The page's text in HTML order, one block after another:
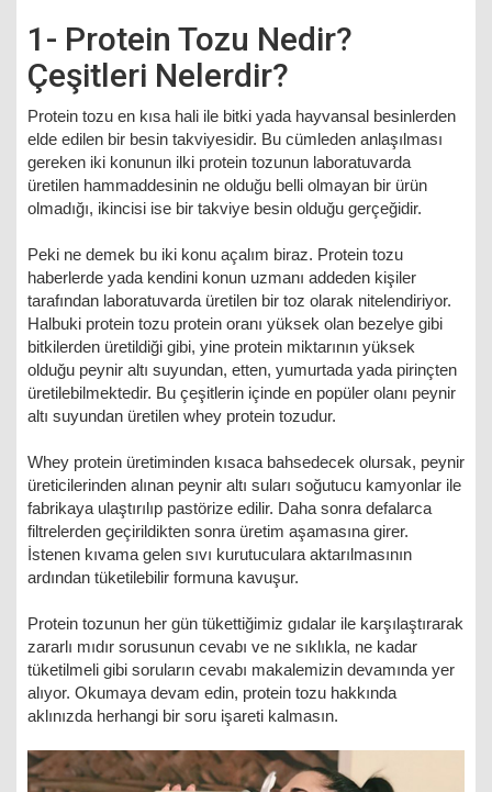
1- Protein Tozu Nedir?
Çeşitleri Nelerdir?
Protein tozu en kısa hali ile bitki yada hayvansal besinlerden
elde edilen bir besin takviyesidir. Bu cümleden anlaşılması
gereken iki konunun ilki protein tozunun laboratuvarda
üretilen hammaddesinin ne olduğu belli olmayan bir ürün
olmadığı, ikincisi ise bir takviye besin olduğu gerçeğidir.
Peki ne demek bu iki konu açalım biraz. Protein tozu
haberlerde yada kendini konun uzmanı addeden kişiler
tarafından laboratuvarda üretilen bir toz olarak nitelendiriyor.
Halbuki protein tozu protein oranı yüksek olan bezelye gibi
bitkilerden üretildiği gibi, yine protein miktarının yüksek
olduğu peynir altı suyundan, etten, yumurtada yada pirinçten
üretilebilmektedir. Bu çeşitlerin içinde en popüler olanı peynir
altı suyundan üretilen whey protein tozudur.
Whey protein üretiminden kısaca bahsedecek olursak, peynir
üreticilerinden alınan peynir altı suları soğutucu kamyonlar ile
fabrikaya ulaştırılıp pastörize edilir. Daha sonra defalarca
filtrelerden geçirildikten sonra üretim aşamasına girer.
İstenen kıvama gelen sıvı kurutuculara aktarılmasının
ardından tüketilebilir formuna kavuşur.
Protein tozunun her gün tükettiğimiz gıdalar ile karşılaştırarak
zararlı mıdır sorusunun cevabı ve ne sıklıkla, ne kadar
tüketilmeli gibi soruların cevabı makalemizin devamında yer
alıyor. Okumaya devam edin, protein tozu hakkında
aklınızda herhangi bir soru işareti kalmasın.